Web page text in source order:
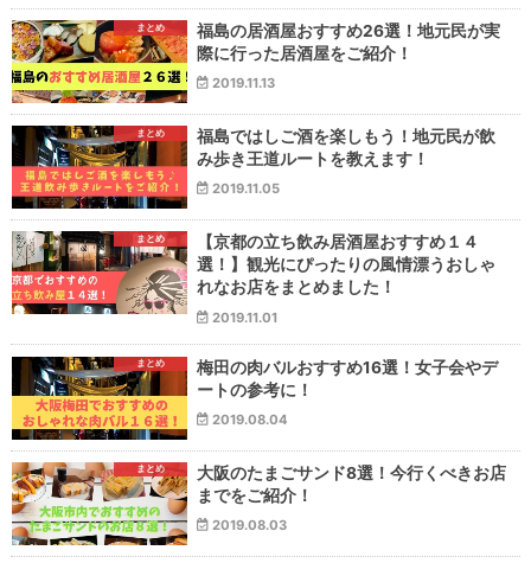
まとめ
福島の居酒屋おすすめ26選！地元民が実
際に行った居酒屋をご紹介！
2019.11.13
まとめ
福島ではしご酒を楽しもう！地元民が飲
み歩き王道ルートを教えます！
2019.11.05
まとめ
【京都の立ち飲み居酒屋おすすめ１４
選！】観光にぴったりの風情漂うおしゃ
れなお店をまとめました！
2019.11.01
まとめ
梅田の肉バルおすすめ16選！女子会やデ
ートの参考に！
2019.08.04
まとめ
大阪のたまごサンド8選！今行くべきお店
までをご紹介！
2019.08.03